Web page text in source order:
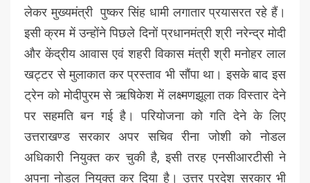
लेकर मुख्यमंत्री पुष्कर सिंह धामी लगातार प्रयासरत रहे हैं।
इसी क्रम में उन्होंने पिछले दिनों प्रधानमंत्री श्री नरेन्द्र मोदी
और केंद्रीय आवास एवं शहरी विकास मंत्री श्री मनोहर लाल
खट्टर से मुलाकात कर प्रस्ताव भी सौंपा था। इसके बाद इस
ट्रेन को मोदीपुरम से ऋषिकेश में लक्ष्मणझूला तक विस्तार देने
पर सहमति बन गई है। परियोजना को गति देने के लिए
उत्तराखण्ड सरकार अपर सचिव रीना जोशी को नोडल
अधिकारी नियुक्त कर चुकी है, इसी तरह एनसीआरटीसी ने
अपना नोडल नियुक्त कर दिया है। उत्तर प्रदेश सरकार भी